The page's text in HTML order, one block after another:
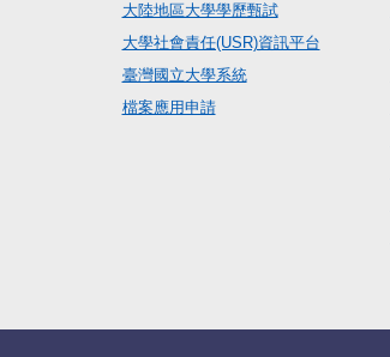
大陸地區大學學歷甄試
大學社會責任(USR)資訊平台
臺灣國立大學系統
檔案應用申請